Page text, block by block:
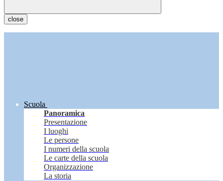
close
Scuola
Panoramica
Presentazione
I luoghi
Le persone
I numeri della scuola
Le carte della scuola
Organizzazione
La storia